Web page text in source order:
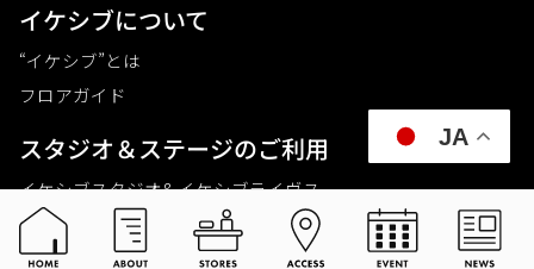
イケシブについて
“イケシブ”とは
フロアガイド
スタジオ＆ステージのご利⽤
イケシブスタジオ& イケシブライヴス
お買いものをする
JA